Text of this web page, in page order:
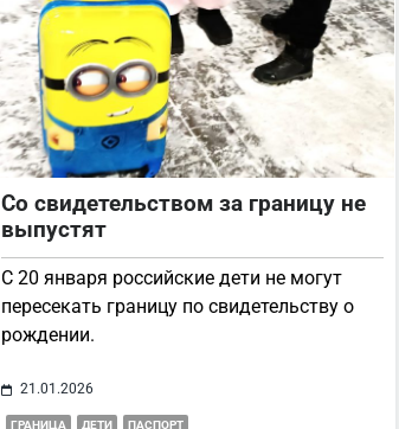
Со свидетельством за границу не
выпустят
С 20 января российские дети не могут
пересекать границу по свидетельству о
рождении.
21.01.2026
ГРАНИЦА ДЕТИ ПАСПОРТ